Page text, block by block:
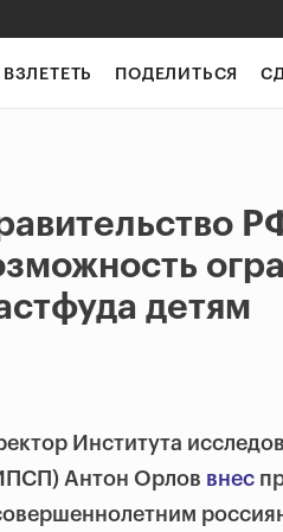
ВЗЛЕТЕТЬ ПОДЕЛИТЬСЯ
детям
Института
Антон Орлов внес